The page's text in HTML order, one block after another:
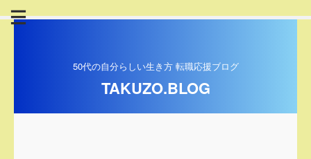
50代の自分らしい生き方 転職応援ブログ
TAKUZO.BLOG